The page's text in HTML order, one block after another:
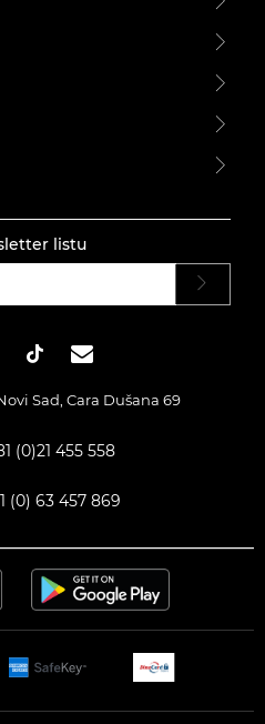
listu
Sad, Cara Dušana 69
(0)21 455 558
(0) 63 457 869